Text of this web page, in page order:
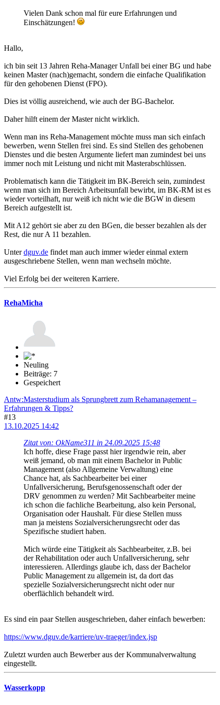
Vielen Dank schon mal für eure Erfahrungen und
Einschätzungen!
Hallo,
ich bin seit 13 Jahren Reha-Manager Unfall bei einer BG und habe
keinen Master (nach)gemacht, sondern die einfache Qualifikation
für den gehobenen Dienst (FPO).
Dies ist völlig ausreichend, wie auch der BG-Bachelor.
Daher hilft einem der Master nicht wirklich.
Wenn man ins Reha-Management möchte muss man sich einfach
bewerben, wenn Stellen frei sind. Es sind Stellen des gehobenen
Dienstes und die besten Argumente liefert man zumindest bei uns
immer noch mit Leistung und nicht mit Masterabschlüssen.
Problematisch kann die Tätigkeit im BK-Bereich sein, zumindest
wenn man sich im Bereich Arbeitsunfall bewirbt, im BK-RM ist es
wieder vorteilhaft, nur weiß ich nicht wie die BGW in diesem
Bereich aufgestellt ist.
Mit A12 gehört sie aber zu den BGen, die besser bezahlen als der
Rest, die nur A 11 bezahlen.
Unterdguv.de findet man auch immer wieder einmal extern
ausgeschriebene Stellen, wenn man wechseln möchte.
Viel Erfolg bei der weiteren Karriere.
RehaMicha
Neuling
Beiträge: 7
Gespeichert
Antw:Masterstudium als Sprungbrett zum Rehamanagement –
Erfahrungen & Tipps?
#13
13.10.2025 14:42
Zitat von: OkName311 in 24.09.2025 15:48
Ich hoffe, diese Frage passt hier irgendwie rein, aber
weiß jemand, ob man mit einem Bachelor in Public
Management (also Allgemeine Verwaltung) eine
Chance hat, als Sachbearbeiter bei einer
Unfallversicherung, Berufsgenossenschaft oder der
DRV genommen zu werden? Mit Sachbearbeiter meine
ich schon die fachliche Bearbeitung, also kein Personal,
Organisation oder Haushalt. Für diese Stellen muss
man ja meistens Sozialversicherungsrecht oder das
Spezifische studiert haben.
Mich würde eine Tätigkeit als Sachbearbeiter, z.B. bei
der Rehabilitation oder auch Unfallversicherung, sehr
interessieren. Allerdings glaube ich, dass der Bachelor
Public Management zu allgemein ist, da dort das
spezielle Sozialversicherungsrecht nicht oder nur
oberflächlich behandelt wird.
Es sind ein paar Stellen ausgeschrieben, daher einfach bewerben:
https://www.dguv.de/karriere/uv-traeger/index.jsp
Zuletzt wurden auch Bewerber aus der Kommunalverwaltung
eingestellt.
Wasserkopp